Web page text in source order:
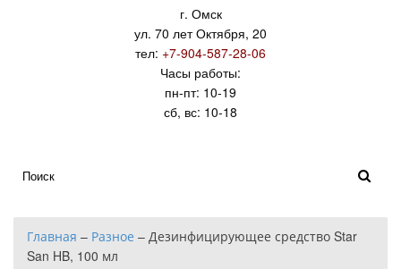
г. Омск
ул. 70 лет Октября, 20
тел: +7-904-587-28-06
Часы работы:
пн-пт: 10-19
сб, вс: 10-18
Главная – Разное – Дезинфицирующее средство Star
San HB, 100 мл